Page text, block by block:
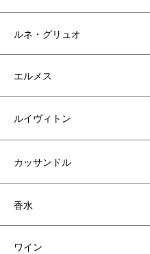
ルネ・グリュオ
エルメス
ルイヴィトン
カッサンドル
香水
ワイン